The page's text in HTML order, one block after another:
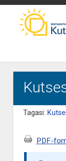
Tagasi:
PDF-